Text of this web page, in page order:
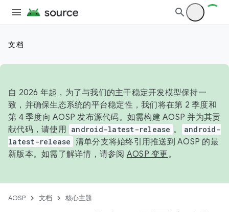
文档
自 2026 年起，为了与我们的主干稳定开发模型保持一
致，并确保生态系统的平台稳定性，我们将在第 2 季度和
第 4 季度向 AOSP 发布源代码。如需构建 AOSP 并为其贡
献代码，请使用 android-latest-release 。
android-
latest-release 清单分支将始终引用推送到 AOSP 的最
新版本。如需了解详情，请参阅 AOSP 变更。
AOSP 文档 核心主题